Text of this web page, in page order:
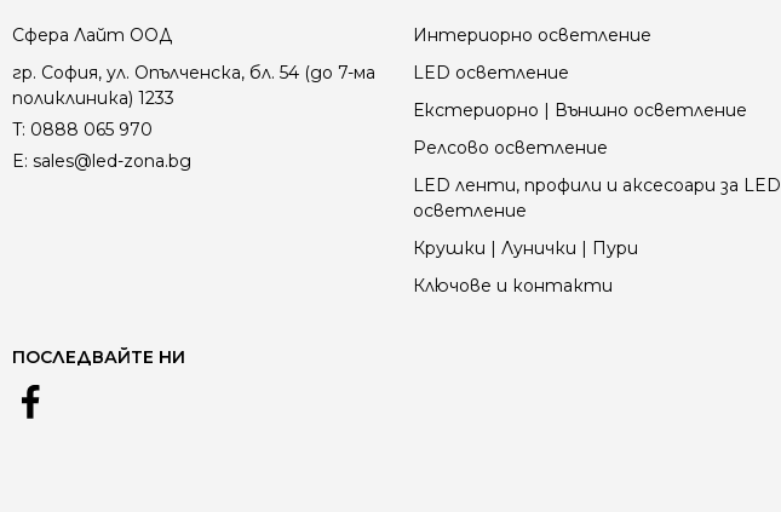
Сфера Лайт ООД
гр. София, ул. Опълченска, бл. 54 (до 7-ма
поликлиника) 1233
T: 0888 065 970
E: sales@led-zona.bg
Интериорно осветление
LED осветление
Екстериорно | Външно осветление
Релсово осветление
LED ленти, профили и аксесоари за LED
осветление
Крушки | Лунички | Пури
Ключове и контакти
ПОСЛЕДВАЙТЕ НИ